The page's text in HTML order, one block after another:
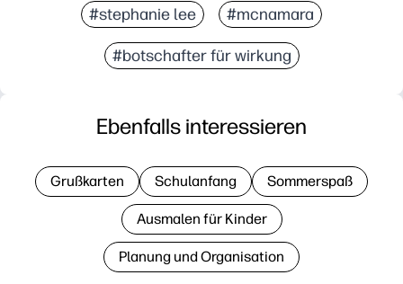
#stephanie lee #mcnamara
#botschafter für wirkung
Ebenfalls interessieren
Grußkarten Schulanfang Sommerspaß
Ausmalen für Kinder
Planung und Organisation